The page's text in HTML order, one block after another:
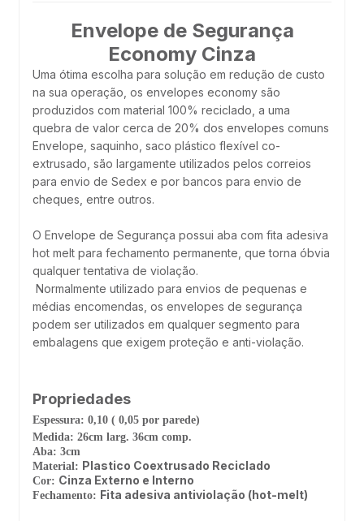
Envelope de Segurança
Economy Cinza
Uma ótima escolha para solução em redução de custo
na sua operação, os envelopes economy são
produzidos com material 100% reciclado, a uma
quebra de valor cerca de 20% dos envelopes comuns
Envelope, saquinho, saco plástico flexível co-
extrusado, são largamente utilizados pelos correios
para envio de Sedex e por bancos para envio de
cheques, entre outros.
O Envelope de Segurança possui aba com fita adesiva
hot melt para fechamento permanente, que torna óbvia
qualquer tentativa de violação.
Normalmente utilizado para envios de pequenas e
médias encomendas, os envelopes de segurança
podem ser utilizados em qualquer segmento para
embalagens que exigem proteção e anti-violação.
Propriedades
Espessura: 0,10 ( 0,05 por parede)
Medida: 26cm larg. 36cm comp.
Aba: 3cm
Material: Plastico Coextrusado Reciclado
Cor: Cinza Externo e Interno
Fechamento: Fita adesiva antiviolação (hot-melt)